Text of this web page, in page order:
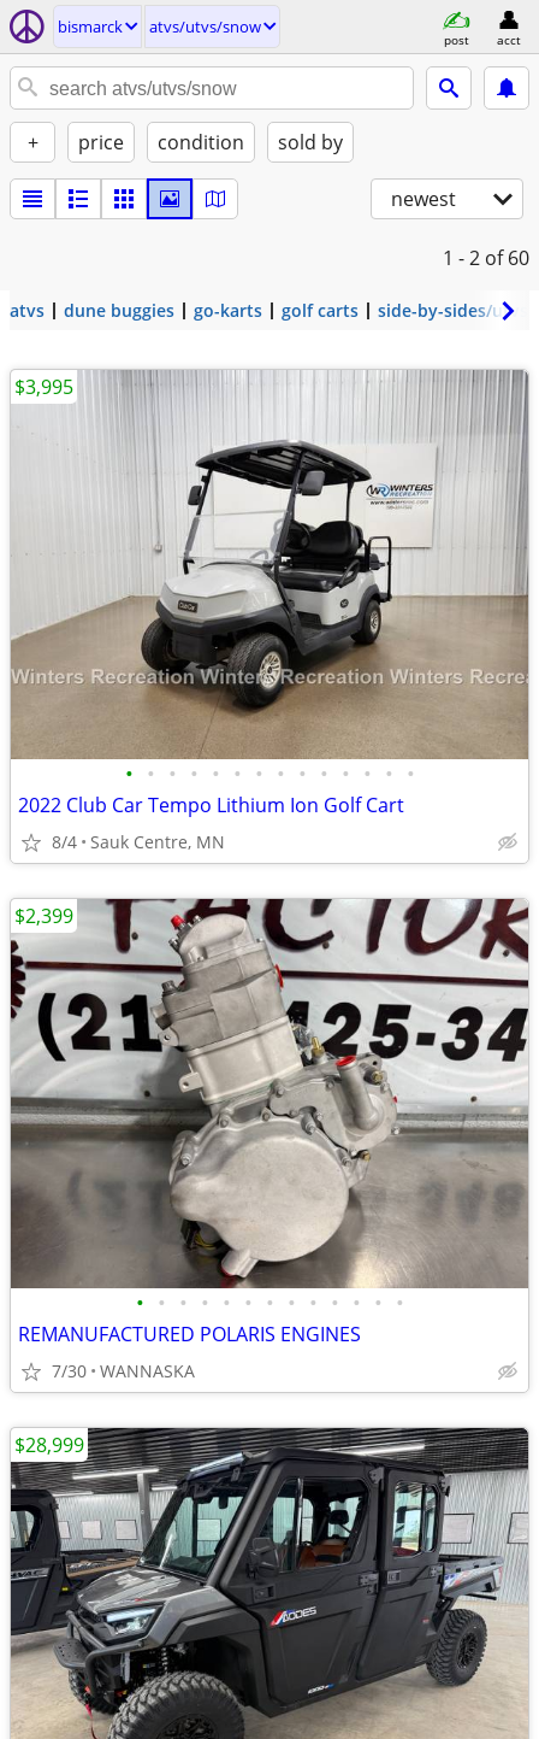
bismarck atvs/utvs/snow
post acct
+ price condition sold by
newest
1 - 2 of 60
atvs dune buggies go-karts golf carts side-by-sides/utvs
• • • • • • • • • • • • • •
2022 Club Car Tempo Lithium Ion Golf Cart
8/4 Sauk Centre, MN
$3,995
• • • • • • • • • • • • •
REMANUFACTURED POLARIS ENGINES
7/30 WANNASKA
$2,399
$28,999